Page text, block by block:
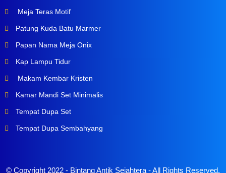
Meja Teras Motif
Patung Kuda Batu Marmer
Papan Nama Meja Onix
Kap Lampu Tidur
Makam Kembar Kristen
Kamar Mandi Set Minimalis
Tempat Dupa Set
Tempat Dupa Sembahyang
© Copyright 2022 - Bintang Antik Sejahtera- All Rights Reserved.